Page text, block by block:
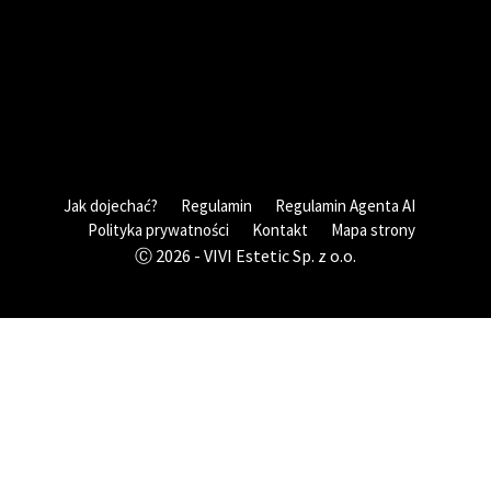
Jak dojechać? Regulamin
Regulamin Agenta AI
Polityka prywatności
Kontakt Mapa strony
Ⓒ 2026 - VIVI Estetic Sp. z o.o.